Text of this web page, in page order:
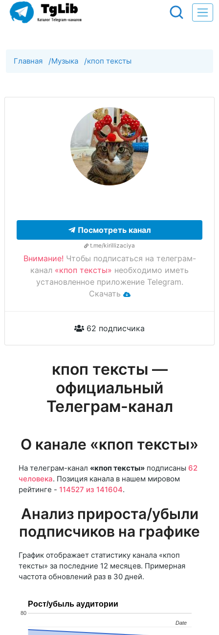
Главная /Музыка /кпоп тексты
Посмотреть канал
t.me/kirillizaciya
Внимание! Чтобы подписаться на телеграм-
канал «кпоп тексты» необходимо иметь
установленное приложение Telegram.
Скачать
62 подписчика
кпоп тексты —
официальный
Телеграм-канал
О канале «кпоп тексты»
На телеграм-канал «кпоп тексты» подписаны 62
человека. Позиция канала в нашем мировом
рейтинге - 114527 из 141604.
Анализ прироста/убыли
подписчиков на графике
График отображает статистику канала «кпоп
тексты» за последние 12 месяцев. Примерная
частота обновлений раз в 30 дней.
Рост/убыль аудитории
80
Date
Date